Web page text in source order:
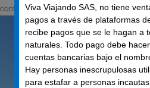
content/uploads/2016/01/
Viva Viajando SAS, no tiene
pagos a través de plataformas
recibe pagos que se le hagan a
naturales. Todo pago debe
cuentas bancarias bajo el
Hay personas inescrupulosas
para estafar a personas